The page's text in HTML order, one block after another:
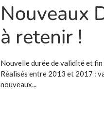
Nouveaux
à retenir !
Nouvelle durée de validité et
Réalisés entre 2013 et 2017 :
nouveaux...